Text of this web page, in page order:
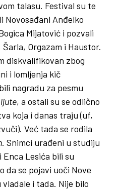
talasu. Festival su te
Novosađani Anđelko
Mijatović i pozvali
Orgazam i Haustor.
diskvalifikovan zbog
i lomljenja kič
nagradu za pesmu
ljute, a ostali su se odlično
koja i danas traju (uf,
Već tada se rodila
. Snimci urađeni u studiju
Lesića bili su
da se pojavi uoči Nove
i tada. Nije bilo